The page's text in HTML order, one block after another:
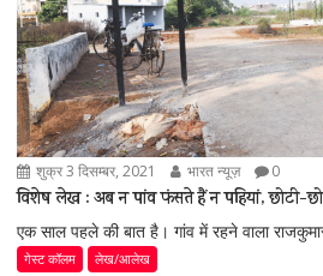
शुक्र 3 दिसम्बर, 2021 भारत न्यूज़ 0
विशेष लेख : अब न पांव फंसते हैं न पहियां, छोटी-
एक साल पहले की बात है। गांव में रहने वाला
गेस्ट कॉलम लेख/आलेख